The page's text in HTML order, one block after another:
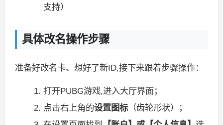
支持）
具体改名操作步骤
准备好改名卡、想好了新ID,接下来跟着步骤操作：
打开PUBG游戏,进入大厅界面；
点击右上角的设置图标（齿轮形状）；